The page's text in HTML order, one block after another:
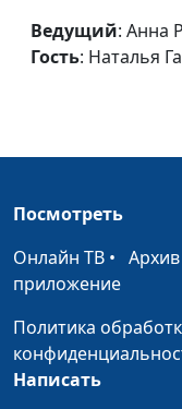
Питание
часть)
школьника
часть)
Ведущий: Анна
Гость: Наталья
Посмотреть
Онлайн ТВ •
приложение
Политика
Написать